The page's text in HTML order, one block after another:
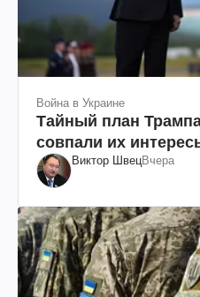
Война в Украине
Тайный план
совпали их
Виктор ШвецВчера